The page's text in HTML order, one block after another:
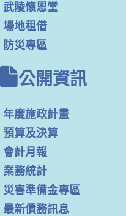
武陵懷恩堂
場地租借
防災專區
公開資訊
年度施政計畫
預算及決算
會計月報
業務統計
災害準備金專區
最新債務訊息